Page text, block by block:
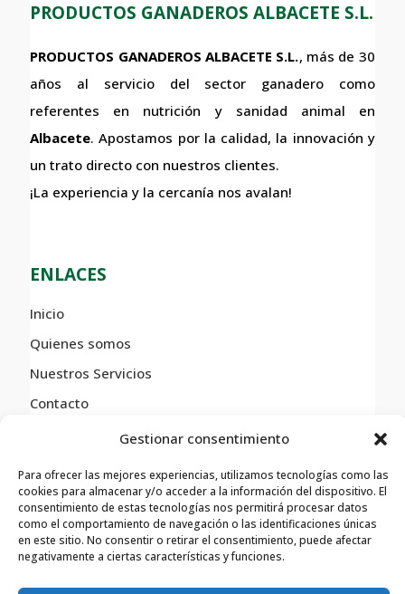
Gestionar consentimiento
Para ofrecer las mejores experiencias, utilizamos tecnologías como las
cookies para almacenar y/o acceder a la información del dispositivo. El
consentimiento de estas tecnologías nos permitirá procesar datos
como el comportamiento de navegación o las identificaciones únicas
en este sitio. No consentir o retirar el consentimiento, puede afectar
negativamente a ciertas características y funciones.
PRODUCTOS GANADEROS ALBACETE S.L.
PRODUCTOS GANADEROS ALBACETE S.L., más de 30
años al servicio del sector ganadero como
referentes en nutrición y sanidad animal en
Albacete. Apostamos por la calidad, la innovación y
un trato directo con nuestros clientes.
¡La experiencia y la cercanía nos avalan!
ENLACES
Inicio
Quienes somos
Nuestros Servicios
Contacto
LEGAL
Aviso legal
Política de privacidad